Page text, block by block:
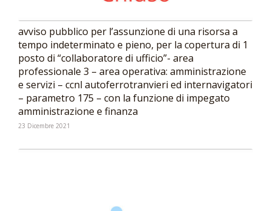
avviso pubblico per l’assunzione di una risorsa a
tempo indeterminato e pieno, per la copertura di 1
posto di “collaboratore di ufficio”- area
professionale 3 – area operativa: amministrazione
e servizi – ccnl autoferrotranvieri ed internavigatori
– parametro 175 – con la funzione di impegato
amministrazione e finanza
23 Dicembre 2021